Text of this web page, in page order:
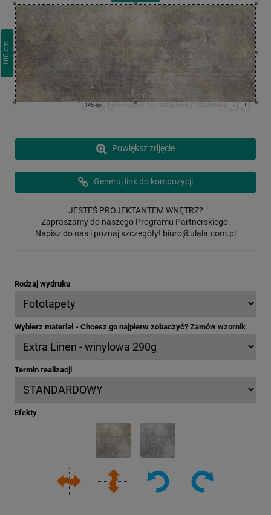
100
cm
+
-
x:0cm y:0cm | (0,0) (13938,5666) (13938,5666)
145 dpi
Powiększ zdjęcie
Generuj link do kompozycji
JESTEŚ PROJEKTANTEM WNĘTRZ?
Zapraszamy do naszego Programu Partnerskiego.
Napisz do nas i poznaj szczegóły! biuro@ulala.com.pl
Rodzaj wydruku
Wybierz materiał - Chcesz go najpierw zobaczyć? Zamów wzornik
Termin realizacji
Efekty